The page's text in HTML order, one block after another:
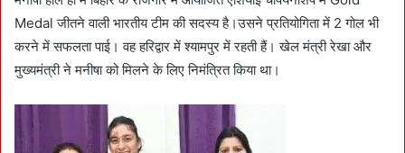
Medal जीतने वाली भारतीय टीम की सदस्य है।उसने प्रतियोगिता में 2 गोल भी
करने में सफलता पाई। वह हरिद्वार में श्यामपुर में रहती हैं। खेल मंत्री रेखा और
मुख्यमंत्री ने मनीषा को मिलने के लिए निमंत्रित किया था।